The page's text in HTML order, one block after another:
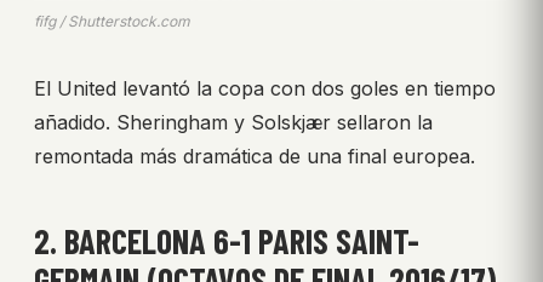
fifg / Shutterstock.com
El United levantó la copa con dos goles en tiempo
añadido. Sheringham y Solskjær sellaron la
remontada más dramática de una final europea.
2. BARCELONA 6-1 PARIS SAINT-